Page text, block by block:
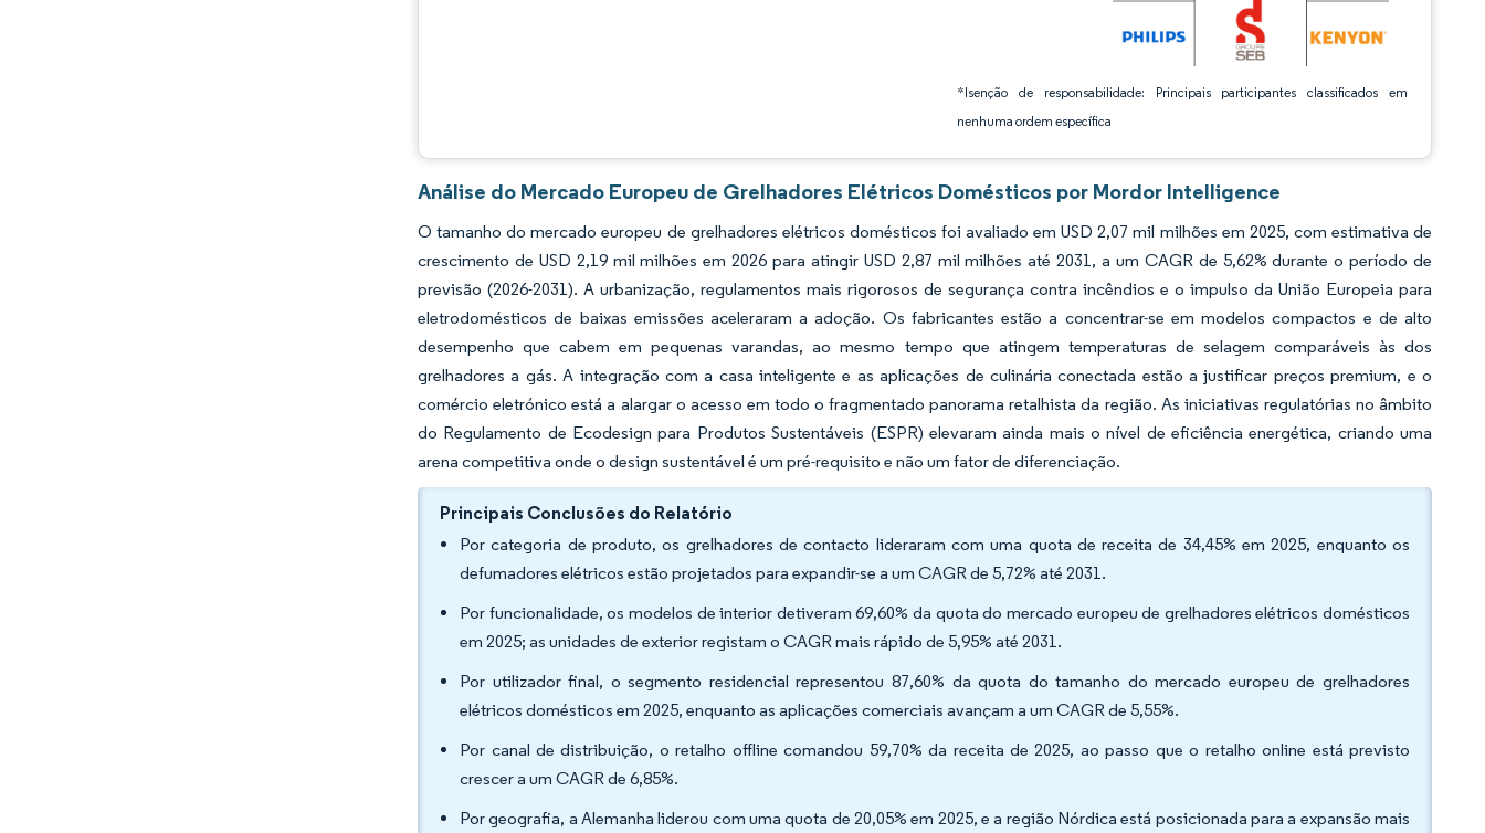
*Isenção de responsabilidade: Principais participantes classificados em
nenhuma ordem específica
Análise do Mercado Europeu de Grelhadores Elétricos Domésticos por Mordor Intelligence
O tamanho do mercado europeu de grelhadores elétricos domésticos foi avaliado em USD 2,07 mil milhões em 2025, com estimativa de
crescimento de USD 2,19 mil milhões em 2026 para atingir USD 2,87 mil milhões até 2031, a um CAGR de 5,62% durante o período de
previsão (2026-2031). A urbanização, regulamentos mais rigorosos de segurança contra incêndios e o impulso da União Europeia para
eletrodomésticos de baixas emissões aceleraram a adoção. Os fabricantes estão a concentrar-se em modelos compactos e de alto
desempenho que cabem em pequenas varandas, ao mesmo tempo que atingem temperaturas de selagem comparáveis às dos
grelhadores a gás. A integração com a casa inteligente e as aplicações de culinária conectada estão a justificar preços premium, e o
comércio eletrónico está a alargar o acesso em todo o fragmentado panorama retalhista da região. As iniciativas regulatórias no âmbito
do Regulamento de Ecodesign para Produtos Sustentáveis (ESPR) elevaram ainda mais o nível de eficiência energética, criando uma
arena competitiva onde o design sustentável é um pré-requisito e não um fator de diferenciação.
Principais Conclusões do Relatório
Por categoria de produto, os grelhadores de contacto lideraram com uma quota de receita de 34,45% em 2025, enquanto os
defumadores elétricos estão projetados para expandir-se a um CAGR de 5,72% até 2031.
Por funcionalidade, os modelos de interior detiveram 69,60% da quota do mercado europeu de grelhadores elétricos domésticos
em 2025; as unidades de exterior registam o CAGR mais rápido de 5,95% até 2031.
Por utilizador final, o segmento residencial representou 87,60% da quota do tamanho do mercado europeu de grelhadores
elétricos domésticos em 2025, enquanto as aplicações comerciais avançam a um CAGR de 5,55%.
Por canal de distribuição, o retalho offline comandou 59,70% da receita de 2025, ao passo que o retalho online está previsto
crescer a um CAGR de 6,85%.
Por geografia, a Alemanha liderou com uma quota de 20,05% em 2025, e a região Nórdica está posicionada para a expansão mais